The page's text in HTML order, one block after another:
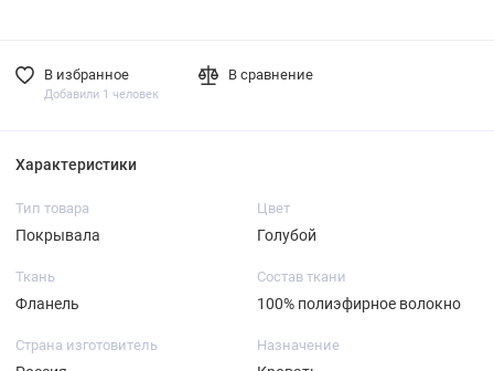
В избранное
Добавили 1 человек
В сравнение
Характеристики
Тип товара
Покрывала
Цвет
Голубой
Ткань
Фланель
Состав ткани
100% полиэфирное волокно
Страна изготовитель Назначение